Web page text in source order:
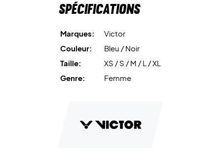
Spécifications
Marques:
Victor
Couleur:
Bleu / Noir
Taille:
XS / S / M / L / XL
Genre:
Femme